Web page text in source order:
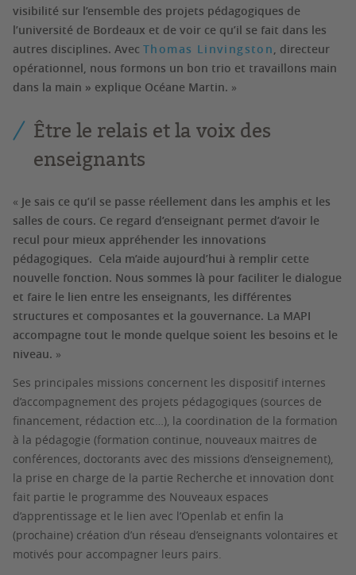
visibilité sur l’ensemble des projets pédagogiques de
l’université de Bordeaux et de voir ce qu’il se fait dans les
autres disciplines. Avec Thomas Linvingston, directeur
opérationnel, nous formons un bon trio et travaillons main
dans la main » explique Océane Martin. »
Être le relais et la voix des
enseignants
« Je sais ce qu’il se passe réellement dans les amphis et les
salles de cours. Ce regard d’enseignant permet d’avoir le
recul pour mieux appréhender les innovations
pédagogiques. Cela m’aide aujourd’hui à remplir cette
nouvelle fonction. Nous sommes là pour faciliter le dialogue
et faire le lien entre les enseignants, les différentes
structures et composantes et la gouvernance. La MAPI
accompagne tout le monde quelque soient les besoins et le
niveau. »
Ses principales missions concernent les dispositif internes
d’accompagnement des projets pédagogiques (sources de
financement, rédaction etc…), la coordination de la formation
à la pédagogie (formation continue, nouveaux maitres de
conférences, doctorants avec des missions d’enseignement),
la prise en charge de la partie Recherche et innovation dont
fait partie le programme des Nouveaux espaces
d’apprentissage et le lien avec l’Openlab et enfin la
(prochaine) création d’un réseau d’enseignants volontaires et
motivés pour accompagner leurs pairs.